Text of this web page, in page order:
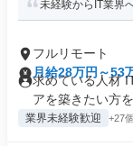
未経験からIT業界
フルリモート
月給28万円～53
求めている人材
アを築きたい方
業界未経験歓迎 +27個